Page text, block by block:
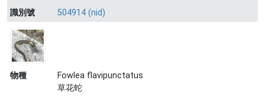
識別號
504914 (nid)
物種
Fowlea flavipunctatus
草花蛇